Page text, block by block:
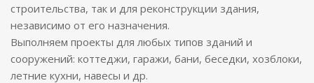
строительства, так и для реконструкции здания,
независимо от его назначения.
Выполняем проекты для любых типов зданий и
сооружений: коттеджи, гаражи, бани, беседки, хозблоки,
летние кухни, навесы и др.